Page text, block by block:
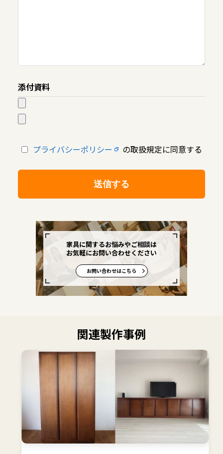
添付資料
プライバシーポリシー の取扱規定に同意する
家具に関するお悩みやご相談は
お気軽にお問い合わせください
お問い合わせはこちら
関連製作事例